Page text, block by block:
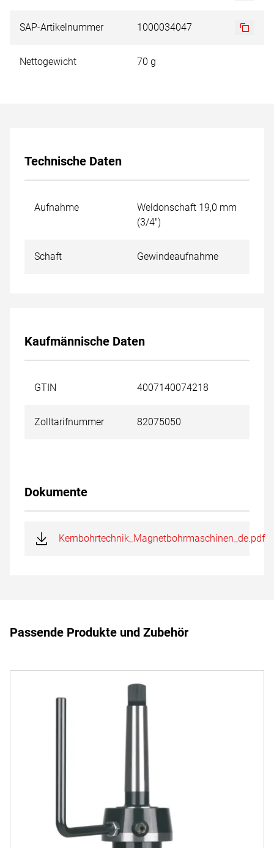
SAP-Artikelnummer 1000034047
Nettogewicht 70 g
Technische Daten
Aufnahme
Weldonschaft 19,0 mm
(3/4")
Schaft Gewindeaufnahme
Kaufmännische Daten
GTIN 4007140074218
Zolltarifnummer 82075050
Dokumente
Kernbohrtechnik_Magnetbohrmaschinen_de.pdf
Passende Produkte und Zubehör